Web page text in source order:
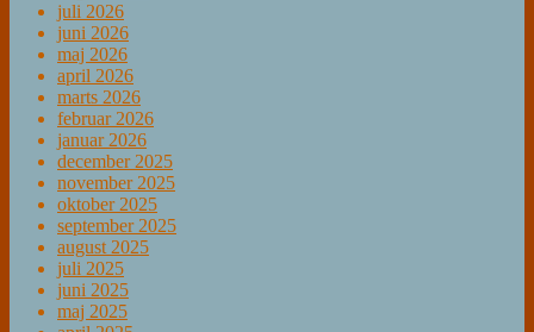
juli 2026
juni 2026
maj 2026
april 2026
marts 2026
februar 2026
januar 2026
december 2025
november 2025
oktober 2025
september 2025
august 2025
juli 2025
juni 2025
maj 2025